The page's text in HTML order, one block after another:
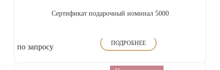
Сертификат подарочный номинал 5000
по запросу ПОДРОБНЕЕ